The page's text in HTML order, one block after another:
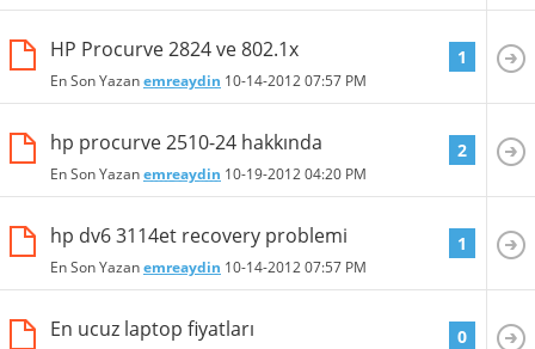
HP Procurve 2824 ve 802.1x
En Son Yazanemreaydin 10-14-201207:57 PM
1
hp procurve 2510-24 hakkında
En Son Yazanemreaydin 10-19-201204:20 PM
2
hp dv6 3114et recovery problemi
En Son Yazanemreaydin 10-14-201207:57 PM
1
En ucuz laptop fiyatları 0